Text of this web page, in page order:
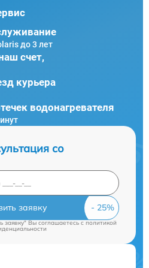
до 3 лет
счет,
курьера
водонагревателя
со
заявку
заявку" Вы соглашаетесь cполитикой